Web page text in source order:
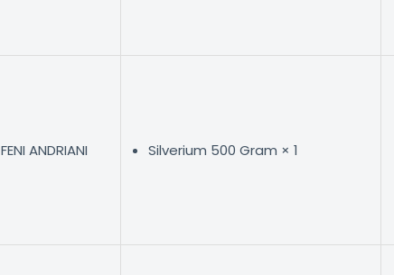
FENI ANDRIANI Silverium 500 Gram × 1